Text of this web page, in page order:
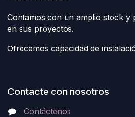
Contamos con un amplio stock y
en sus proyectos.
Ofrecemos capacidad de
Contacte con nosotros
Contáctenos